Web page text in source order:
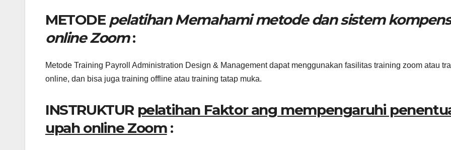
METODE pelatihan Memahami metode dan sistem
online Zoom:
Metode Training Payroll Administration Design & Management dapat menggunakan fasilitas training zoom atau
online, dan bisa juga training offline atau training tatap muka.
INSTRUKTUR pelatihan Faktor ang mempengaruhi
upah online Zoom: